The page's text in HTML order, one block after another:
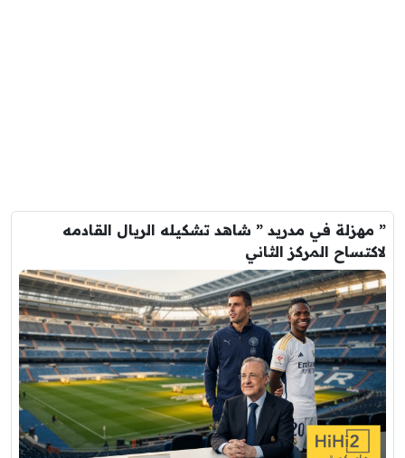
” مهزلة في مدريد ” شاهد تشكيله الريال القادمه
لاكتساح المركز الثاني